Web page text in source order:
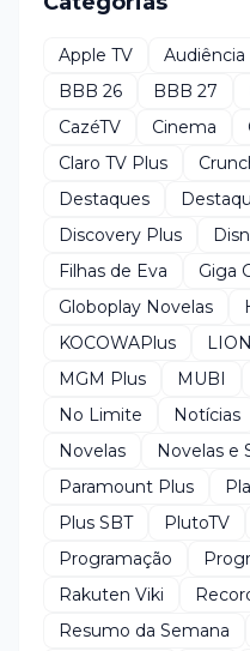
Apple TV Audiência
BBB 26
BBB 27
CazéTV
Cinema
Claro TV Plus
Destaques
Discovery Plus
Filhas de Eva
Giga
Globoplay Novelas
KOCOWAPlus
MGM Plus
MUBI
No Limite
Notícias
Novelas
Novelas e
Paramount Plus
Plus SBT
PlutoTV
Programação
Rakuten Viki
Resumo da Semana